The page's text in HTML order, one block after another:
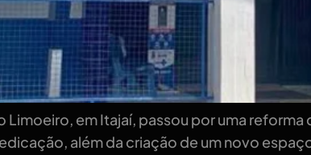
Limoeiro, em Itajaí, passou por uma
além da criação de um novo